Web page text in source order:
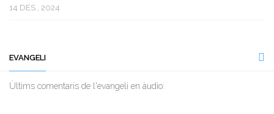
14 DES., 2024
EVANGELI
Ùltims comentaris de l'evangeli en àudio: